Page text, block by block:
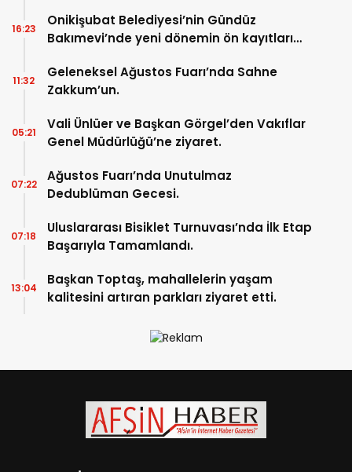
Onikişubat Belediyesi’nin Gündüz
Bakımevi’nde yeni dönemin ön kayıtları
16:23
Geleneksel Ağustos Fuarı’nda Sahne
Zakkum’un.
11:32
Vali Ünlüer ve Başkan Görgel’den Vakıflar
Genel Müdürlüğü’ne ziyaret.
05:21
Ağustos Fuarı’nda Unutulmaz
Dedublüman Gecesi.
07:22
Uluslararası Bisiklet Turnuvası’nda İlk Etap
Başarıyla Tamamlandı.
07:18
Başkan Toptaş, mahallelerin yaşam
kalitesini artıran parkları ziyaret etti.
13:04